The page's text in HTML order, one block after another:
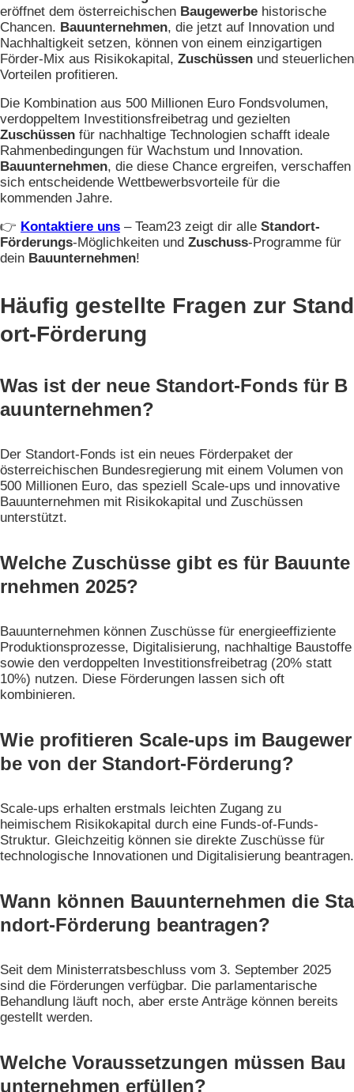
eröffnet dem österreichischen Baugewerbe historische
Chancen. Bauunternehmen, die jetzt auf Innovation und
Nachhaltigkeit setzen, können von einem einzigartigen
Förder-Mix aus Risikokapital, Zuschüssen und steuerlichen
Vorteilen profitieren.
Die Kombination aus 500 Millionen Euro Fondsvolumen,
verdoppeltem Investitionsfreibetrag und gezielten
Zuschüssen für nachhaltige Technologien schafft ideale
Rahmenbedingungen für Wachstum und Innovation.
Bauunternehmen, die diese Chance ergreifen, verschaffen
sich entscheidende Wettbewerbsvorteile für die
kommenden Jahre.
👉 Kontaktiere uns – Team23 zeigt dir alle Standort-
Förderungs-Möglichkeiten und Zuschuss-Programme für
dein Bauunternehmen!
Häufig gestellte Fragen zur Stand
ort-Förderung
Was ist der neue Standort-Fonds für B
auunternehmen?
Der Standort-Fonds ist ein neues Förderpaket der
österreichischen Bundesregierung mit einem Volumen von
500 Millionen Euro, das speziell Scale-ups und innovative
Bauunternehmen mit Risikokapital und Zuschüssen
unterstützt.
Welche Zuschüsse gibt es für Bauunte
rnehmen 2025?
Bauunternehmen können Zuschüsse für energieeffiziente
Produktionsprozesse, Digitalisierung, nachhaltige Baustoffe
sowie den verdoppelten Investitionsfreibetrag (20% statt
10%) nutzen. Diese Förderungen lassen sich oft
kombinieren.
Wie profitieren Scale-ups im Baugewer
be von der Standort-Förderung?
Scale-ups erhalten erstmals leichten Zugang zu
heimischem Risikokapital durch eine Funds-of-Funds-
Struktur. Gleichzeitig können sie direkte Zuschüsse für
technologische Innovationen und Digitalisierung beantragen.
Wann können Bauunternehmen die Sta
ndort-Förderung beantragen?
Seit dem Ministerratsbeschluss vom 3. September 2025
sind die Förderungen verfügbar. Die parlamentarische
Behandlung läuft noch, aber erste Anträge können bereits
gestellt werden.
Welche Voraussetzungen müssen Bau
unternehmen erfüllen?